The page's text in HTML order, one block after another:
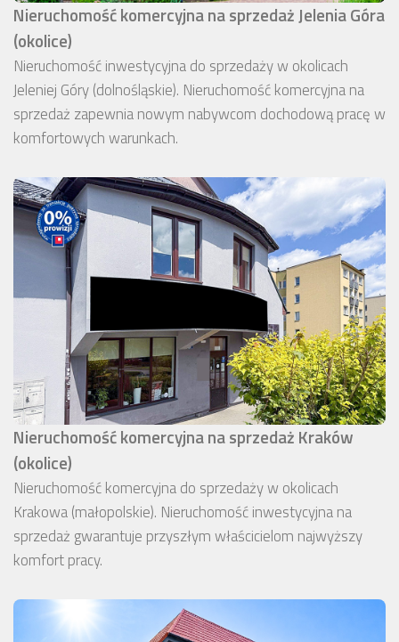
Nieruchomość komercyjna na sprzedaż Jelenia Góra
(okolice)
Nieruchomość inwestycyjna do sprzedaży w okolicach
Jeleniej Góry (dolnośląskie). Nieruchomość komercyjna na
sprzedaż zapewnia nowym nabywcom dochodową pracę w
komfortowych warunkach.
Nieruchomość komercyjna na sprzedaż Kraków
(okolice)
Nieruchomość komercyjna do sprzedaży w okolicach
Krakowa (małopolskie). Nieruchomość inwestycyjna na
sprzedaż gwarantuje przyszłym właścicielom najwyższy
komfort pracy.